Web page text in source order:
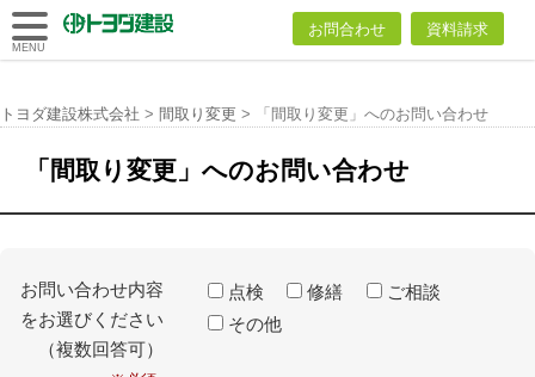
トヨダ建設
お問合わせ 資料請求
MENU
トヨダ建設株式会社 > 間取り変更 > 「間取り変更」へのお問い合わせ
「間取り変更」へのお問い合わせ
お問い合わせ内容
をお選びください
（複数回答可）
点検 修繕
ご相談
その他